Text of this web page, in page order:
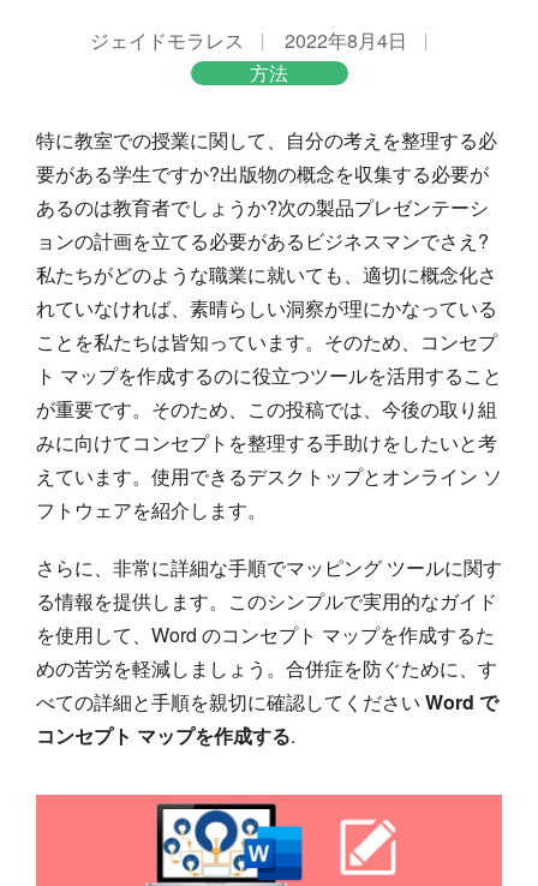
ジェイドモラレス
2022年8月4日
方法
特に教室での授業に関して、自分の考えを整理する必
要がある学生ですか?出版物の概念を収集する必要が
あるのは教育者でしょうか?次の製品プレゼンテーシ
ョンの計画を立てる必要があるビジネスマンでさえ?
私たちがどのような職業に就いても、適切に概念化さ
れていなければ、素晴らしい洞察が理にかなっている
ことを私たちは皆知っています。そのため、コンセプ
ト マップを作成するのに役立つツールを活用すること
が重要です。そのため、この投稿では、今後の取り組
みに向けてコンセプトを整理する手助けをしたいと考
えています。使用できるデスクトップとオンライン ソ
フトウェアを紹介します。
さらに、非常に詳細な手順でマッピング ツールに関す
る情報を提供します。このシンプルで実用的なガイド
を使用して、Word のコンセプト マップを作成するた
めの苦労を軽減しましょう。合併症を防ぐために、す
べての詳細と手順を親切に確認してください Word で
コンセプト マップを作成する.